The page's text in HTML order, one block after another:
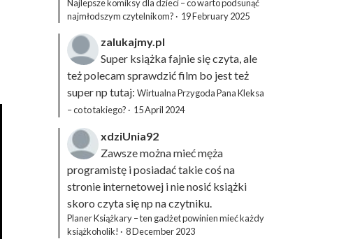
Najlepsze komiksy dla dzieci – co warto podsunąć
najmłodszym czytelnikom? · 19 February 2025
zalukajmy.pl
Super książka fajnie się czyta, ale
też polecam sprawdzić film bo jest też
super np tutaj: Wirtualna Przygoda Pana Kleksa
– co to takiego? · 15 April 2024
xdziUnia92
Zawsze można mieć męża
programistę i posiadać takie coś na
stronie internetowej i nie nosić książki
skoro czyta się np na czytniku.
Planer Książkary – ten gadżet powinien mieć każdy
książkoholik! · 8 December 2023